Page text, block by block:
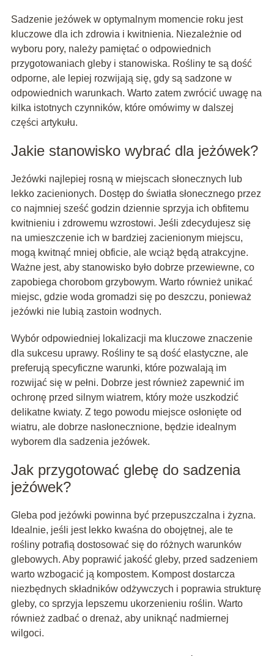
Sadzenie jeżówek w optymalnym momencie roku jest
kluczowe dla ich zdrowia i kwitnienia. Niezależnie od
wyboru pory, należy pamiętać o odpowiednich
przygotowaniach gleby i stanowiska. Rośliny te są dość
odporne, ale lepiej rozwijają się, gdy są sadzone w
odpowiednich warunkach. Warto zatem zwrócić uwagę na
kilka istotnych czynników, które omówimy w dalszej
części artykułu.
Jakie stanowisko wybrać dla jeżówek?
Jeżówki najlepiej rosną w miejscach słonecznych lub
lekko zacienionych. Dostęp do światła słonecznego przez
co najmniej sześć godzin dziennie sprzyja ich obfitemu
kwitnieniu i zdrowemu wzrostowi. Jeśli zdecydujesz się
na umieszczenie ich w bardziej zacienionym miejscu,
mogą kwitnąć mniej obficie, ale wciąż będą atrakcyjne.
Ważne jest, aby stanowisko było dobrze przewiewne, co
zapobiega chorobom grzybowym. Warto również unikać
miejsc, gdzie woda gromadzi się po deszczu, ponieważ
jeżówki nie lubią zastoin wodnych.
Wybór odpowiedniej lokalizacji ma kluczowe znaczenie
dla sukcesu uprawy. Rośliny te są dość elastyczne, ale
preferują specyficzne warunki, które pozwalają im
rozwijać się w pełni. Dobrze jest również zapewnić im
ochronę przed silnym wiatrem, który może uszkodzić
delikatne kwiaty. Z tego powodu miejsce osłonięte od
wiatru, ale dobrze nasłonecznione, będzie idealnym
wyborem dla sadzenia jeżówek.
Jak przygotować glebę do sadzenia
jeżówek?
Gleba pod jeżówki powinna być przepuszczalna i żyzna.
Idealnie, jeśli jest lekko kwaśna do obojętnej, ale te
rośliny potrafią dostosować się do różnych warunków
glebowych. Aby poprawić jakość gleby, przed sadzeniem
warto wzbogacić ją kompostem. Kompost dostarcza
niezbędnych składników odżywczych i poprawia strukturę
gleby, co sprzyja lepszemu ukorzenieniu roślin. Warto
również zadbać o drenaż, aby uniknąć nadmiernej
wilgoci.